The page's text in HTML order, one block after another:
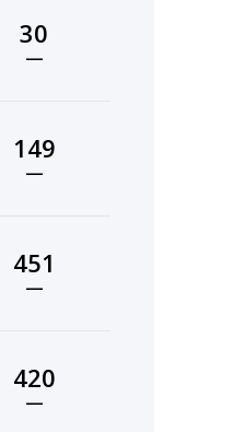
30
—
149
—
451
—
420
—